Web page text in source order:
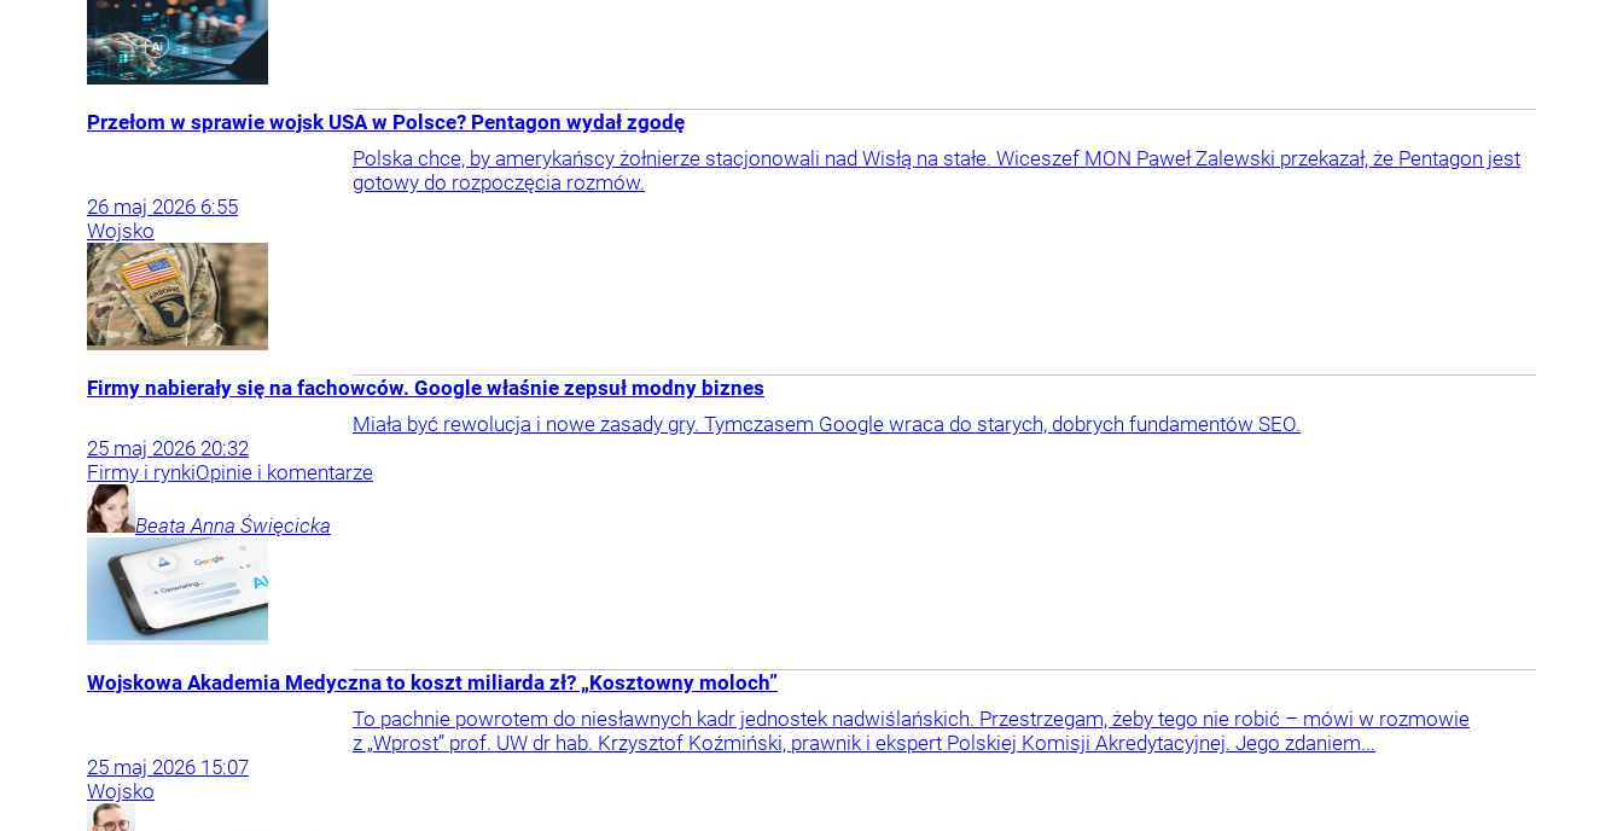
Przełom w sprawie wojsk USA w Polsce? Pentagon wydał zgodę
Polska chce, by amerykańscy żołnierze stacjonowali nad Wisłą na stałe. Wiceszef MON Paweł Zalewski przekazał, że Pentagon jest
gotowy do rozpoczęcia rozmów.
26 maj 2026 6:55
Wojsko
Firmy nabierały się na fachowców. Google właśnie zepsuł modny biznes
Miała być rewolucja i nowe zasady gry. Tymczasem Google wraca do starych, dobrych fundamentów SEO.
25 maj 2026 20:32
Firmy i rynkiOpinie i komentarze
Beata Anna Święcicka
Wojskowa Akademia Medyczna to koszt miliarda zł? „Kosztowny moloch”
To pachnie powrotem do niesławnych kadr jednostek nadwiślańskich. Przestrzegam, żeby tego nie robić – mówi w rozmowie
z „Wprost” prof. UW dr hab. Krzysztof Koźmiński, prawnik i ekspert Polskiej Komisji Akredytacyjnej. Jego zdaniem...
25 maj 2026 15:07
Wojsko